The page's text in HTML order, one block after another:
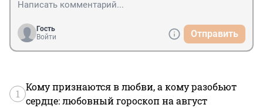
Гость
Войти
Отправить
1
Кому признаются в любви, а кому разобьют
сердце: любовный гороскоп на август